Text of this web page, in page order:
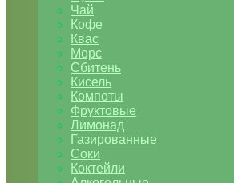
Чай
Кофе
Квас
Морс
Сбитень
Кисель
Компоты
Фруктовые
Лимонад
Газированные
Соки
Коктейли